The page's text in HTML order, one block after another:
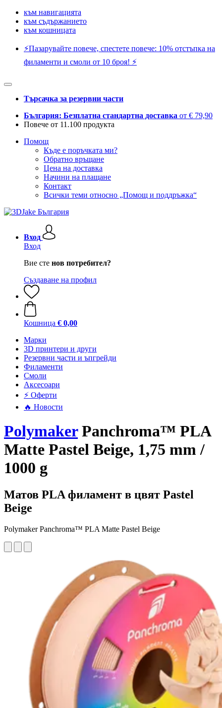
към навигацията
към съдържанието
към кошницата
⚡️Пазарувайте повече, спестете повече: 10% отстъпка на
филаменти и смоли от 10 броя! ⚡️
Търсачка за резервни части
България: Безплатна стандартна доставка от € 79,90
Повече от 11.100 продукта
Помощ
Къде е поръчката ми?
Обратно връщане
Цена на доставка
Начини на плащане
Контакт
Всички теми относно „Помощ и поддръжка“
Вход
Вход
Вие сте нов потребител?
Създаване на профил
Кошница € 0,00
Mарки
3D принтери и други
Резервни части и ъпгрейди
Филаменти
Смоли
Аксесоари
⚡ Оферти
🔥 Новости
PolymakerPanchroma™ PLA
Matte Pastel Beige, 1,75 mm /
1000 g
Матов PLA филамент в цвят Pastel
Beige
Polymaker Panchroma™ PLA Matte Pastel Beige